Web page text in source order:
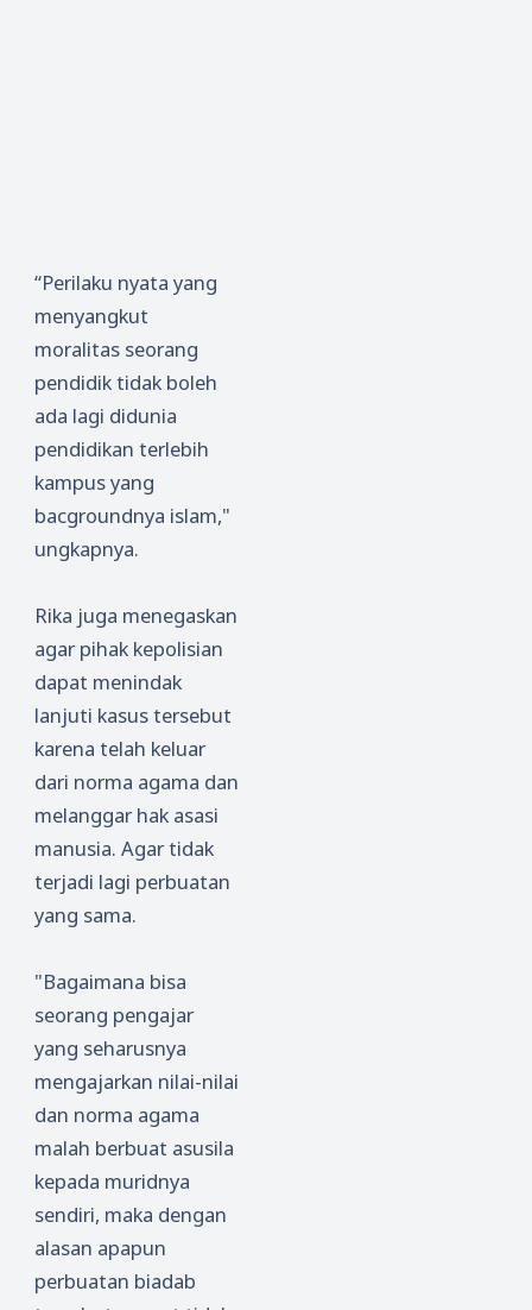
“Perilaku nyata yang
menyangkut
moralitas seorang
pendidik tidak boleh
ada lagi didunia
pendidikan terlebih
kampus yang
bacgroundnya islam,"
ungkapnya.
Rika juga menegaskan
agar pihak kepolisian
dapat menindak
lanjuti kasus tersebut
karena telah keluar
dari norma agama dan
melanggar hak asasi
manusia. Agar tidak
terjadi lagi perbuatan
yang sama.
"Bagaimana bisa
seorang pengajar
yang seharusnya
mengajarkan nilai-nilai
dan norma agama
malah berbuat asusila
kepada muridnya
sendiri, maka dengan
alasan apapun
perbuatan biadab